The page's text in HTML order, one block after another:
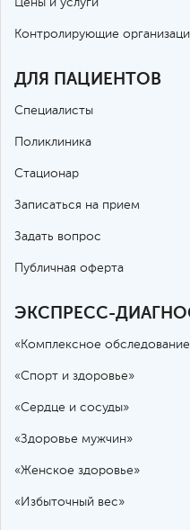
Цены и услуги
Контролирующие
ДЛЯ ПАЦИЕНТОВ
Специалисты
Поликлиника
Стационар
Записаться на прием
Задать вопрос
Публичная оферта
ЭКСПРЕСС-
«Комплексное
«Спорт и здоровье»
«Сердце и сосуды»
«Здоровье мужчин»
«Женское здоровье»
«Избыточный вес»